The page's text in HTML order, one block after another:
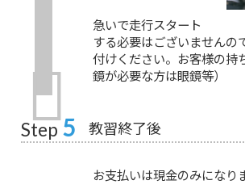
急いで走行スタート
する必要はございませんの
付けください。お客様の持
鏡が必要な方は眼鏡等）
Step 5 教習終了後
お支払いは現金のみになり